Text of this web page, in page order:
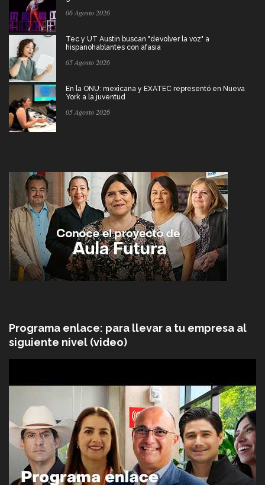
06 Agosto 2026
Tec y UT Austin buscan "devolver la voz" a
hispanohablantes con afasia
05 Agosto 2026
En la ONU: mexicana y EXATEC representó en Nueva
York a la juventud
05 Agosto 2026
Programa enlace: para llevar a tu empresa al
siguiente nivel (video)